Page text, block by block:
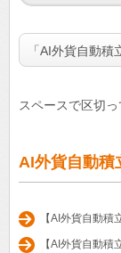
「AI外貨自動積
スペースで区切っ
AI外貨自動積
【AI外貨自動
【AI外貨自動